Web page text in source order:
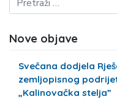
Nove objave
Svečana dodjela
zemljopisnog
„Kalinovačka stelja”